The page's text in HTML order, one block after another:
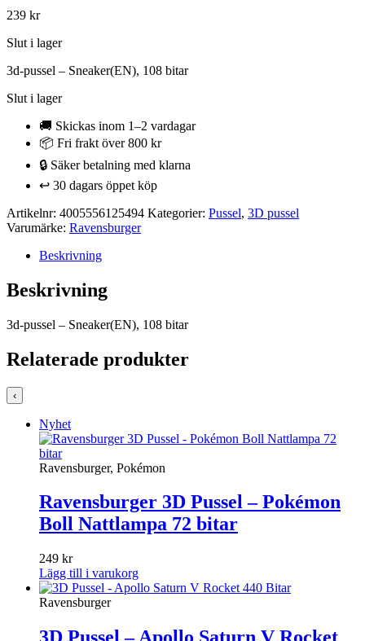
239 kr
Slut i lager
3d-pussel – Sneaker(EN), 108 bitar
Slut i lager
🚚 Skickas inom 1–2 vardagar
📦 Fri frakt över 800 kr
🔒 Säker betalning med klarna
↩️ 30 dagars öppet köp
Artikelnr: 4005556125494 Kategorier: Pussel, 3D pussel
Varumärke: Ravensburger
Beskrivning
Beskrivning
3d-pussel – Sneaker(EN), 108 bitar
Relaterade produkter
‹
Nyhet
Ravensburger, Pokémon
Ravensburger 3D Pussel – Pokémon
Boll Nattlampa 72 bitar
249 kr
Lägg till i varukorg
Ravensburger